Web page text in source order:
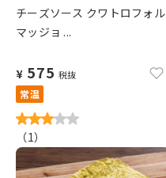
チーズソース クワトロフォル
マッジョ ...
¥ 575 税抜
常温
（1）